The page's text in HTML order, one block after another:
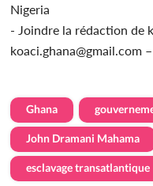
Nigeria
- Joindre la rédaction de
koaci.ghana@gmail.com –
Ghana
John Dramani Mahama
esclavage transatlantique